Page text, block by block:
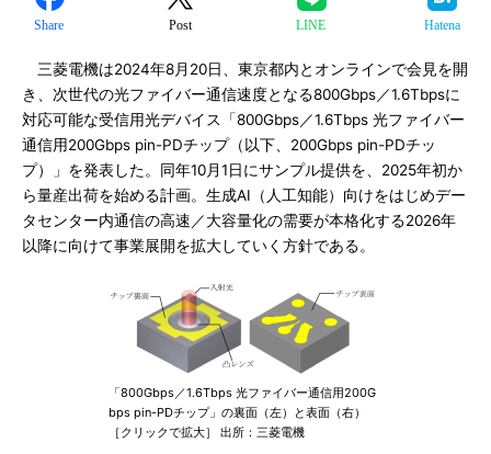
Share Post LINE Hatena
三菱電機は2024年8月20日、東京都内とオンラインで会見を開
き、次世代の光ファイバー通信速度となる800Gbps／1.6Tbpsに
対応可能な受信用光デバイス「800Gbps／1.6Tbps 光ファイバー
通信用200Gbps pin-PDチップ（以下、200Gbps pin-PDチッ
プ）」を発表した。同年10月1日にサンプル提供を、2025年初か
ら量産出荷を始める計画。生成AI（人工知能）向けをはじめデー
タセンター内通信の高速／大容量化の需要が本格化する2026年
以降に向けて事業展開を拡大していく方針である。
「800Gbps／1.6Tbps 光ファイバー通信用200G
bps pin-PDチップ」の裏面（左）と表面（右）
［クリックで拡大］ 出所：三菱電機